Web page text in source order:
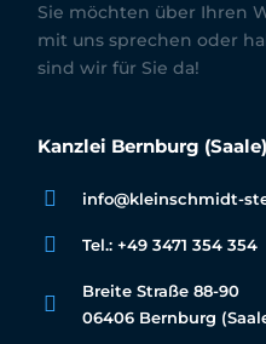
Sie möchten über Ihren
mit uns sprechen oder
sind wir für Sie da!
Kanzlei Bernburg
info@kleinschmidt-
Tel.: +49 3471 354 354
Breite Straße 88-90
06406 Bernburg